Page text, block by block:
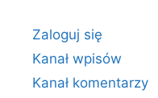
Zaloguj się
Kanał wpisów
Kanał komentarzy